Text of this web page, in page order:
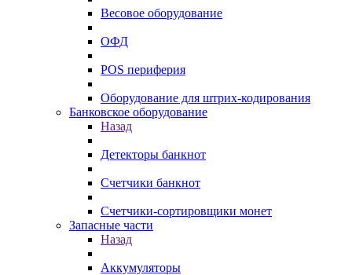
Весовое оборудование
ОФД
POS периферия
Оборудование для штрих-кодирования
Банковское оборудование
Назад
Детекторы банкнот
Счетчики банкнот
Счетчики-сортировщики монет
Запасные части
Назад
Аккумуляторы